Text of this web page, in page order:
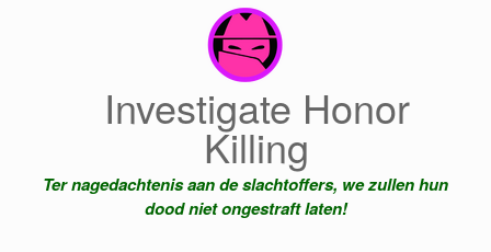
Investigate Honor
Killing
Ter nagedachtenis aan de slachtoffers, we zullen hun
dood niet ongestraft laten!